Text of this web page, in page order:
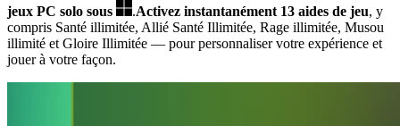
jeux PC solo sous
.Activez instantanément 13 aides de jeu, y
compris Santé illimitée, Allié Santé Illimitée, Rage illimitée, Musou
illimité et Gloire Illimitée — pour personnaliser votre expérience et
jouer à votre façon.